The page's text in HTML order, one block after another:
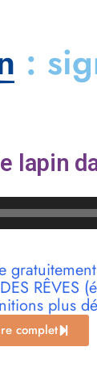
:
lapin
RÊVES
plus
complet